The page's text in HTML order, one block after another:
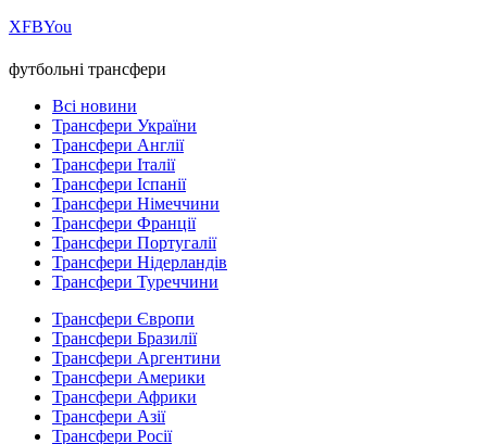
ХFBYou
футбольні трансфери
Всі новини
Трансфери України
Трансфери Англії
Трансфери Італії
Трансфери Іспанії
Трансфери Німеччини
Трансфери Франції
Трансфери Португалії
Трансфери Нідерландів
Трансфери Туреччини
Трансфери Європи
Трансфери Бразилії
Трансфери Аргентини
Трансфери Америки
Трансфери Африки
Трансфери Азії
Трансфери Росії